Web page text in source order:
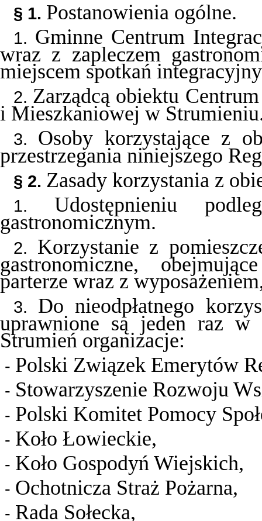
§ 1. Postanowienia ogólne.
1. Gminne Centrum
wraz z zapleczem
miejscem spotkań
2. Zarządcą obiektu
i Mieszkaniowej w
3. Osoby korzystające z
przestrzegania niniejszego
§ 2. Zasady korzystania z
1. Udostępnieniu
gastronomicznym.
2. Korzystanie z
gastronomiczne,
parterze wraz z
3. Do nieodpłatnego
uprawnione są jeden raz w
Strumień organizacje:
- Polski Związek Emerytów
- Stowarzyszenie Rozwoju
- Polski Komitet Pomocy
- Koło Łowieckie,
- Koło Gospodyń Wiejskich,
- Ochotnicza Straż Pożarna,
- Rada Sołecka,